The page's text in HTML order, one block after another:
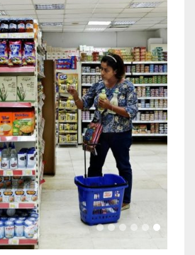
Next